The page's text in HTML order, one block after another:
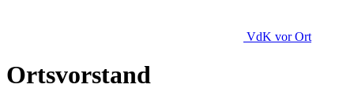
VdK vor Ort
Ortsvorstand